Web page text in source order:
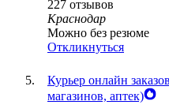
227 отзывов
Краснодар
Можно без резюме
Откликнуться
Курьер онлайн
магазинов, аптек)